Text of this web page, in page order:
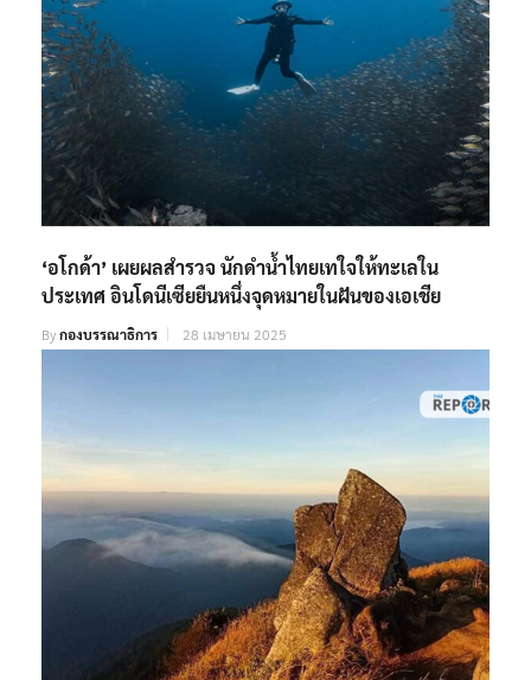
‘อโกด้า’ เผยผลสำรวจ นักดำน้ำไทยเทใจให้ทะเลใน
ประเทศ อินโดนีเซียยืนหนึ่งจุดหมายในฝันของเอเชีย
Byกองบรรณาธิการ 28 เมษายน 2025